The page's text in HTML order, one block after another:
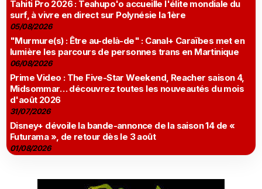
Tahiti Pro 2026 : Teahupo'o accueille l'élite mondiale du
surf, à vivre en direct sur Polynésie la 1ère
05/08/2026
"Murmure(s) : Être au-delà-de" : Canal+ Caraïbes met en
lumière les parcours de personnes trans en Martinique
06/08/2026
Prime Video : The Five-Star Weekend, Reacher saison 4,
Midsommar… découvrez toutes les nouveautés du mois
d'août 2026
31/07/2026
Disney+ dévoile la bande-annonce de la saison 14 de «
Futurama », de retour dès le 3 août
01/08/2026